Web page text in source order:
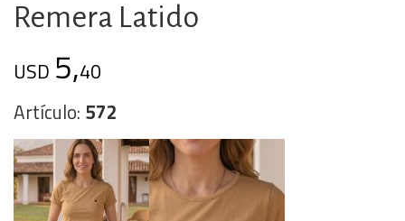
Remera Latido
USD 5,40
Artículo: 572